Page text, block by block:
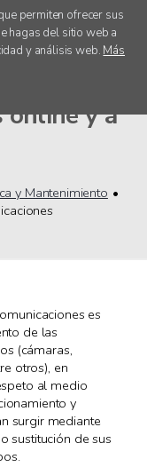
permiten ofrecer sus
hagas del sitio web a
y análisis web. Más
menú
en
online y a
y Mantenimiento
es
de las
(cámaras,
otros), en
al medio
y
surgir mediante
sustitución de sus